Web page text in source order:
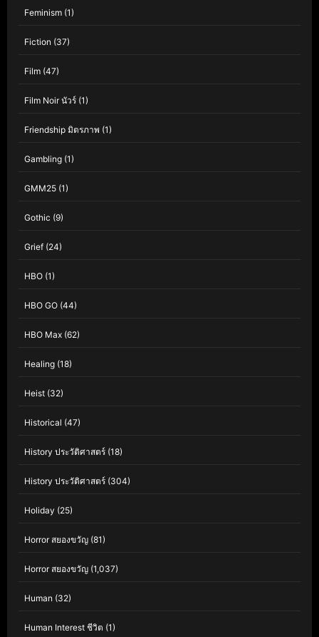
Feminism (1)
Fiction (37)
Film (47)
Film Noir นัวร์ (1)
Friendship มิตรภาพ (1)
Gambling (1)
GMM25 (1)
Gothic (9)
Grief (24)
HBO (1)
HBO GO (44)
HBO Max (62)
Healing (18)
Heist (32)
Historical (47)
History ประวัติศาสตร์ (18)
History ประวัติศาสตร์ (304)
Holiday (25)
Horror สยองขวัญ (81)
Horror สยองขวัญ (1,037)
Human (32)
Human Interest ชีวิต (1)